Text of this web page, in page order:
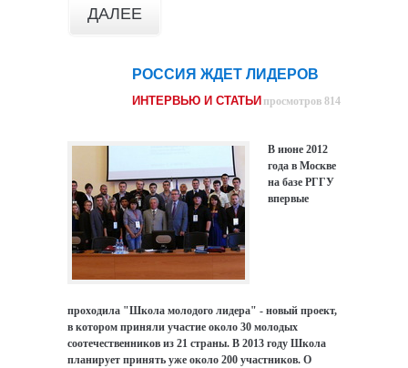
ДАЛЕЕ
РОССИЯ ЖДЕТ ЛИДЕРОВ
ИНТЕРВЬЮ И СТАТЬИ просмотров 814
В июне 2012
года в Москве
на базе РГГУ
впервые
проходила "Школа молодого лидера" - новый проект,
в котором приняли участие около 30 молодых
соотечественников из 21 страны. В 2013 году Школа
планирует принять уже около 200 участников. О